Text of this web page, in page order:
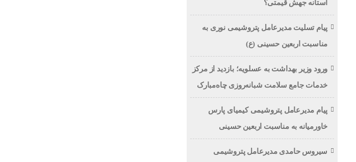
آستانه جهش قیمتی؟
پیام تسلیت مدیرعامل پتروشیمی نوری به
مناسبت اربعین حسینی (ع)
ورود وزیر بهداشت به عسلویه؛ بازدید از مرکز
خدمات جامع سلامت شبانه‌روزی چاه‌مبارک
پیام مدیرعامل پتروشیمی کیمیای پارس
خاورمیانه به مناسبت اربعین حسینی
سیروس حامدی مدیرعامل پتروشیمی